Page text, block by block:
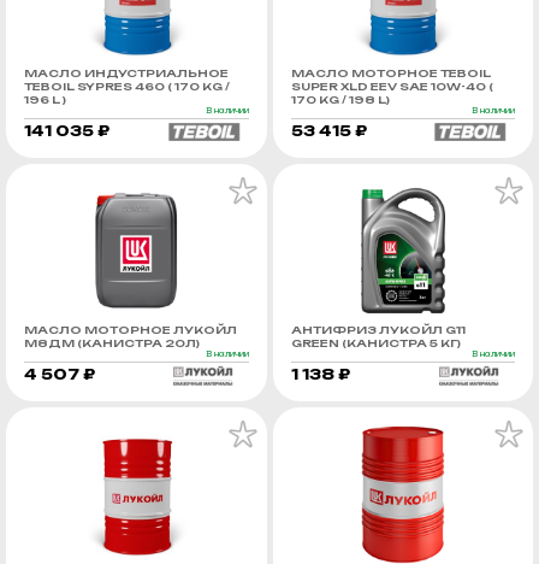
МАСЛО ИНДУСТРИАЛЬНОЕ
TEBOIL SYPRES 460 ( 170 KG /
196 L )
В наличии
141 035 ₽
МАСЛО МОТОРНОЕ TEBOIL
SUPER XLD EEV SAE 10W-40 (
170 KG / 198 L)
В наличии
53 415 ₽
МАСЛО МОТОРНОЕ ЛУКОЙЛ
М8ДМ (КАНИСТРА 20Л)
В наличии
4 507 ₽
АНТИФРИЗ ЛУКОЙЛ G11
GREEN (КАНИСТРА 5 КГ)
В наличии
1 138 ₽